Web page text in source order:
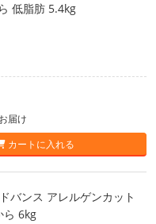
低脂肪 5.4kg
届け
カートに入れる
バンス アレルゲンカット
ら 6kg